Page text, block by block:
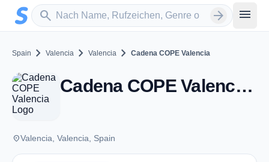
Zum Hauptinhalt springen
search
Sender suchen arrow_forward menu
Spain chevron_right Valencia chevron_right Valencia chevron_right Cadena COPE Valencia
Cadena COPE Valencia - FM - Valencia
placeValencia, Valencia, Spain